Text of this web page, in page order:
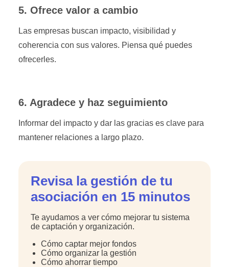
5. Ofrece valor a cambio
Las empresas buscan impacto, visibilidad y
coherencia con sus valores. Piensa qué puedes
ofrecerles.
6. Agradece y haz seguimiento
Informar del impacto y dar las gracias es clave para
mantener relaciones a largo plazo.
Revisa la gestión de tu
asociación en 15 minutos
Te ayudamos a ver cómo mejorar tu sistema
de captación y organización.
Cómo captar mejor fondos
Cómo organizar la gestión
Cómo ahorrar tiempo